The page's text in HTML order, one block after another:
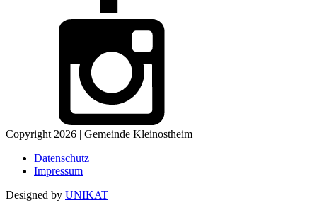
Copyright 2026 | Gemeinde Kleinostheim
Datenschutz
Impressum
Designed by UNIKAT